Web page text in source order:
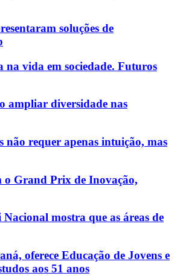
soluções de
na vida em sociedade. Futuros
ampliar diversidade nas
não requer apenas intuição, mas
o Grand Prix de Inovação,
mostra que as áreas de
oferece Educação de Jovens e
aos 51 anos